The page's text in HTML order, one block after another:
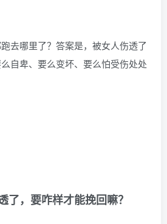
去哪里了？答案是，被女人伤透了
自卑、要么变坏、要么怕受伤处处
了，要咋样才能挽回嘛？